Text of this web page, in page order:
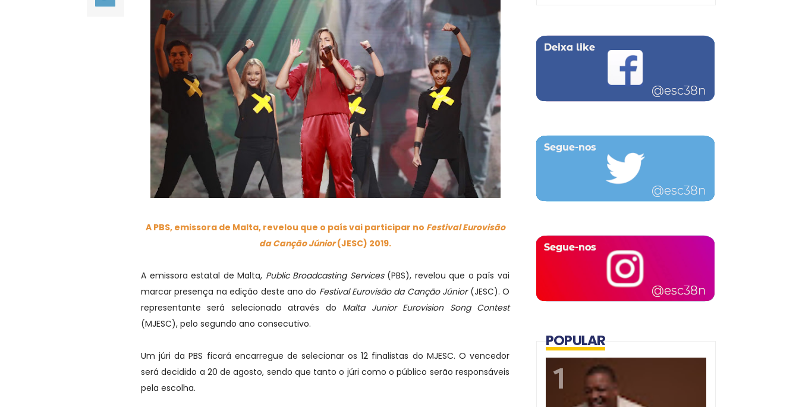
A PBS, emissora de Malta, revelou que o país vai participar no Festival Eurovisão
da Canção Júnior(JESC) 2019.
A emissora estatal de Malta, Public Broadcasting Services(PBS), revelou que o país vai
marcar presença na edição deste ano do Festival Eurovisão da Canção Júnior (JESC). O
representante será selecionado através do Malta Junior Eurovision Song Contest
(MJESC), pelo segundo ano consecutivo.
Um júri da PBS ficará encarregue de selecionar os 12 finalistas do MJESC. O vencedor
será decidido a 20 de agosto, sendo que tanto o júri como o público serão responsáveis
pela escolha.
POPULAR